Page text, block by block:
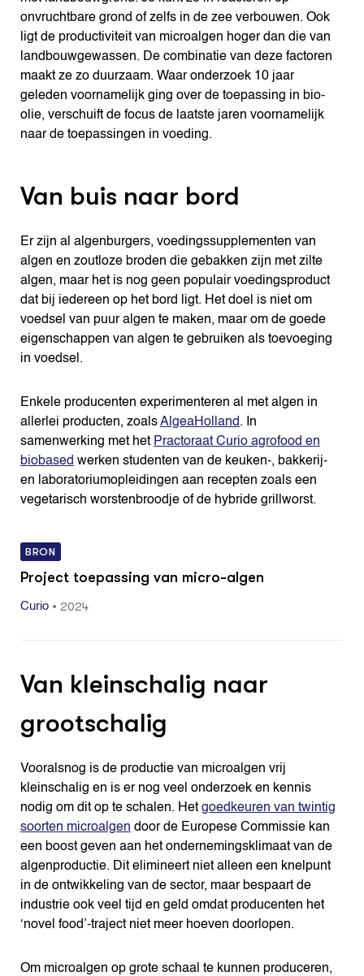
onvruchtbare grond of zelfs in de zee verbouwen. Ook
ligt de productiviteit van microalgen hoger dan die van
landbouwgewassen. De combinatie van deze factoren
maakt ze zo duurzaam. Waar onderzoek 10 jaar
geleden voornamelijk ging over de toepassing in bio-
olie, verschuift de focus de laatste jaren voornamelijk
naar de toepassingen in voeding.
Van buis naar bord
Er zijn al algenburgers, voedingssupplementen van
algen en zoutloze broden die gebakken zijn met zilte
algen, maar het is nog geen populair voedingsproduct
dat bij iedereen op het bord ligt. Het doel is niet om
voedsel van puur algen te maken, maar om de goede
eigenschappen van algen te gebruiken als toevoeging
in voedsel.
Enkele producenten experimenteren al met algen in
allerlei producten, zoalsAlgeaHolland. In
samenwerking met het Practoraat Curio agrofood en
biobased werken studenten van de keuken-, bakkerij-
en laboratoriumopleidingen aan recepten zoals een
vegetarisch worstenbroodje of de hybride grillworst.
BRON
Project toepassing van micro-algen
Curio• 2024
Van kleinschalig naar
grootschalig
Vooralsnog is de productie van microalgen vrij
kleinschalig en is er nog veel onderzoek en kennis
nodig om dit op te schalen. Het goedkeuren van twintig
soorten microalgen door de Europese Commissie kan
een boost geven aan het ondernemingsklimaat van de
algenproductie. Dit elimineert niet alleen een knelpunt
in de ontwikkeling van de sector, maar bespaart de
industrie ook veel tijd en geld omdat producenten het
‘novel food’-traject niet meer hoeven doorlopen.
Om microalgen op grote schaal te kunnen produceren,